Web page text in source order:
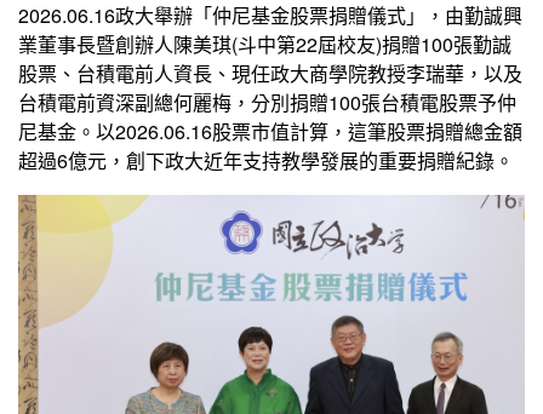
2026.06.16政大舉辦「仲尼基金股票捐贈儀式」，由勤誠興
業董事長暨創辦人陳美琪(斗中第22屆校友)捐贈100張勤誠
股票、台積電前人資長、現任政大商學院教授李瑞華，以及
台積電前資深副總何麗梅，分別捐贈100張台積電股票予仲
尼基金。以2026.06.16股票市值計算，這筆股票捐贈總金額
超過6億元，創下政大近年支持教學發展的重要捐贈紀錄。